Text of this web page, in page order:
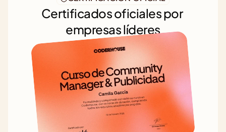
Certificados oficiales por
empresas líderes